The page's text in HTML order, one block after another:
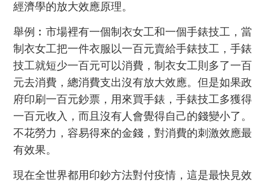
經濟學的放大效應原理。
舉例︰市場裡有一個制衣女工和一個手錶技工，當
制衣女工把一件衣服以一百元賣給手錶技工，手錶
技工就短少一百元可以消費，制衣女工則多了一百
元去消費，總消費支出沒有放大效應。但是如果政
府印刷一百元鈔票，用來買手錶，手錶技工多獲得
一百元收入，而且沒有人會覺得自己的錢變小了。
不花勞力，容易得來的金錢，對消費的刺激效應最
有效果。
現在全世界都用印鈔方法對付疫情，這是最快見效